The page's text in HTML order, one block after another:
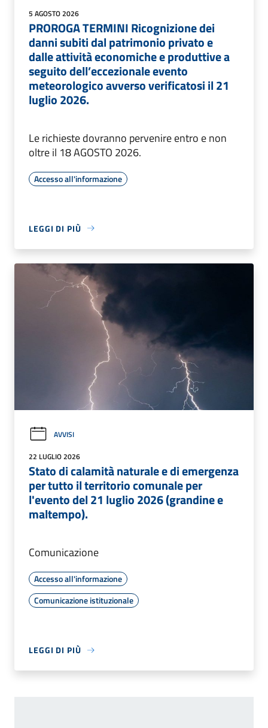
5 AGOSTO 2026
PROROGA TERMINI Ricognizione dei
danni subiti dal patrimonio privato e
dalle attività economiche e produttive a
seguito dell’eccezionale evento
meteorologico avverso verificatosi il 21
luglio 2026.
Le richieste dovranno pervenire entro e non
oltre il 18 AGOSTO 2026.
Accesso all'informazione
LEGGI DI PIÙ
AVVISI
22 LUGLIO 2026
Stato di calamità naturale e di emergenza
per tutto il territorio comunale per
l'evento del 21 luglio 2026 (grandine e
maltempo).
Comunicazione
Accesso all'informazione
Comunicazione istituzionale
LEGGI DI PIÙ